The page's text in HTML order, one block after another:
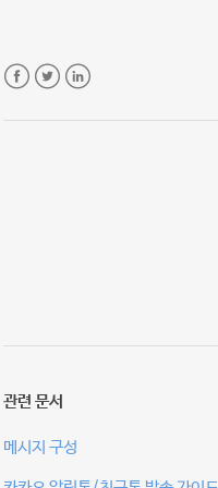
관련 문서
메시지 구성